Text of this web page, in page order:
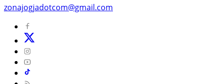
zonajogjadotcom@gmail.com